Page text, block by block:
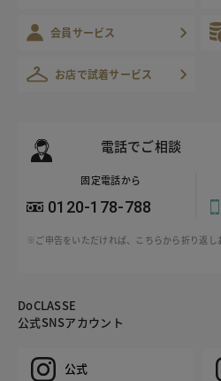
会員サービス
お店で試着サービス
電話でご相談
固定電話から
0120-178-788
※ご申告をいただければ、こちらから折り返し
DoCLASSE
公式SNSアカウント
公式